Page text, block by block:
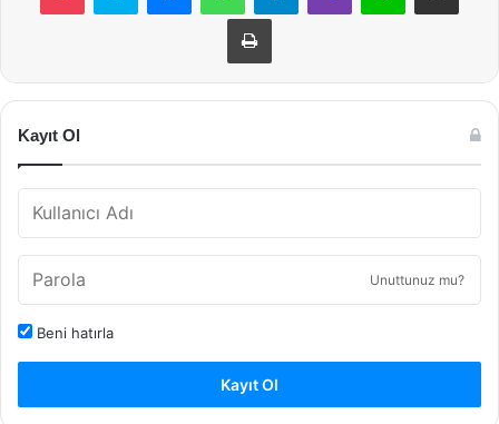
Yazdır
Kayıt Ol
Unuttunuz mu?
Beni hatırla
Kayıt Ol